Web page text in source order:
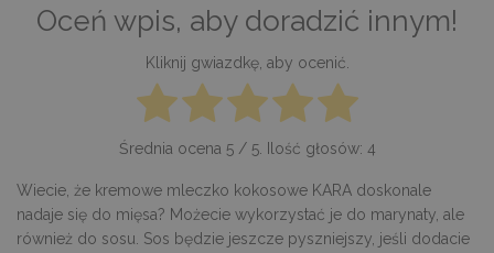
Oceń wpis, aby doradzić innym!
Kliknij gwiazdkę, aby ocenić.
Średnia ocena 5/ 5. Ilość głosów: 4
Wiecie, że kremowe mleczko kokosowe KARA doskonale
nadaje się do mięsa? Możecie wykorzystać je do marynaty, ale
również do sosu. Sos będzie jeszcze pyszniejszy, jeśli dodacie